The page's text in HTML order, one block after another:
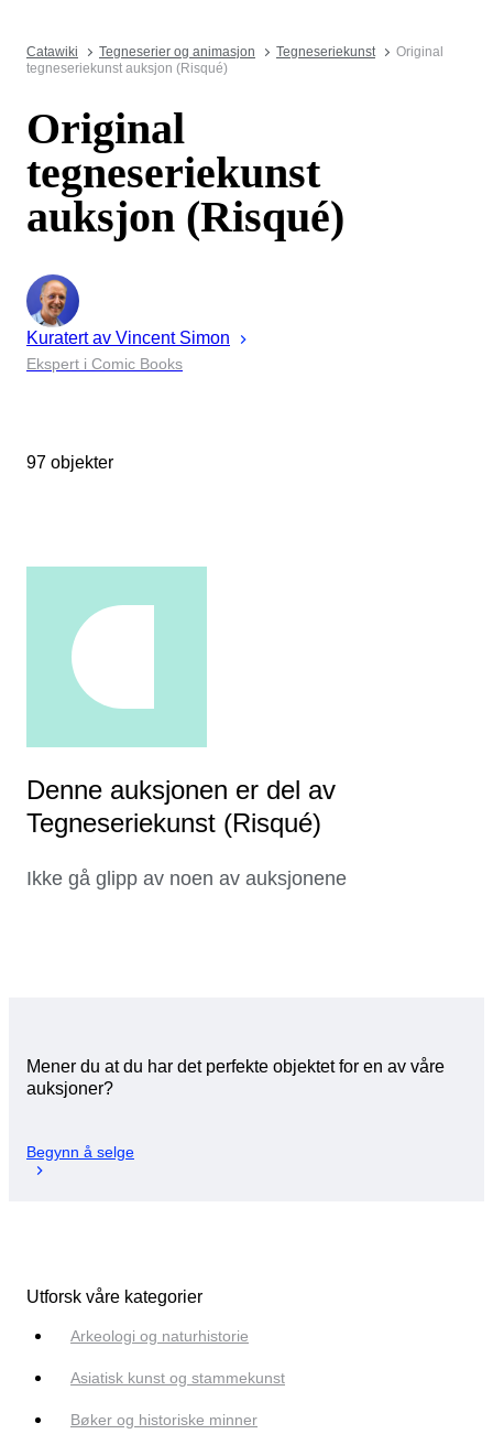
Catawiki Tegneserier og animasjon Tegneseriekunst
Original
tegneseriekunst auksjon (Risqué)
Original
tegneseriekunst
auksjon (Risqué)
Kuratert av Vincent Simon
Ekspert i Comic Books
97 objekter
Denne auksjonen er del av
Tegneseriekunst (Risqué)
Ikke gå glipp av noen av auksjonene
Mener du at du har det perfekte objektet for en av våre
auksjoner?
Begynn å selge
Utforsk våre kategorier
Arkeologi og naturhistorie
Asiatisk kunst og stammekunst
Bøker og historiske minner